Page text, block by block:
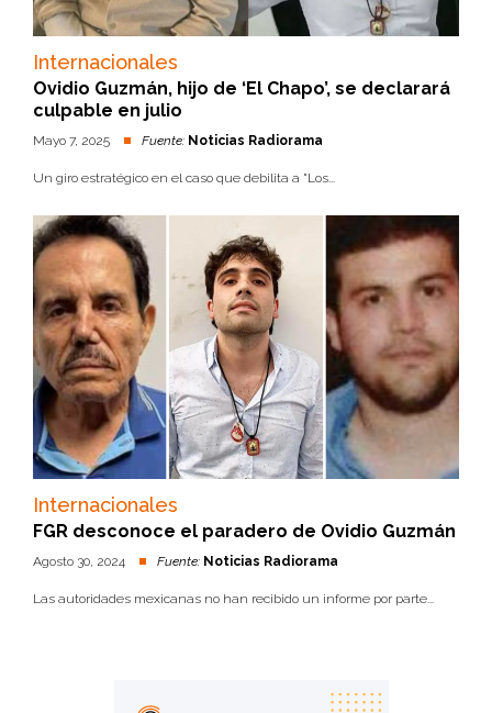
Internacionales
Ovidio Guzmán, hijo de ‘El Chapo’, se declarará
culpable en julio
Mayo 7, 2025 Fuente: Noticias Radiorama
Un giro estratégico en el caso que debilita a "Los...
Internacionales
FGR desconoce el paradero de Ovidio Guzmán
Agosto 30, 2024 Fuente: Noticias Radiorama
Las autoridades mexicanas no han recibido un informe por parte...